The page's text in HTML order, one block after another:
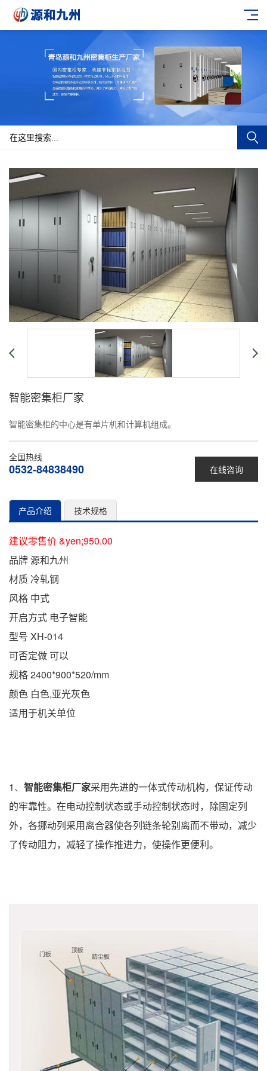
智能密集柜厂家
智能密集柜的中心是有单片机和计算机组成。
在线咨询
全国热线
0532-84838490
产品介绍 技术规格
建议零售价 &yen;950.00
品牌源和九州
材质 冷轧钢
风格 中式
开启方式 电子智能
型号 XH-014
可否定做 可以
规格 2400*900*520/mm
颜色 白色,亚光灰色
适用于机关单位
1 、 智能密集柜厂家采用先进的一体式传动机构，保证传动
的牢靠性。在电动控制状态或手动控制状态时，除固定列
外，各挪动列采用离合器使各列链条轮别离而不带动，减少
了传动阻力，减轻了操作推进力，使操作更便利。